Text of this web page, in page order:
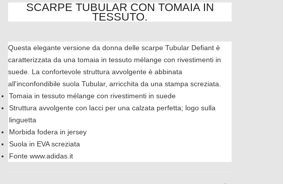
SCARPE TUBULAR CON TOMAIA IN
TESSUTO.
Questa elegante versione da donna delle scarpe Tubular Defiant è
caratterizzata da una tomaia in tessuto mélange con rivestimenti in
suede. La confortevole struttura avvolgente è abbinata
all'inconfondibile suola Tubular, arricchita da una stampa screziata.
Tomaia in tessuto mélange con rivestimenti in suede
Struttura avvolgente con lacci per una calzata perfetta; logo sulla
linguetta
Morbida fodera in jersey
Suola in EVA screziata
Fonte www.adidas.it